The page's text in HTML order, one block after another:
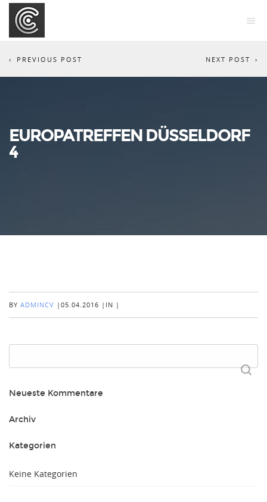
NEXT POST
PREVIOUS POST
EUROPATREFFEN DÜSSELDORF
4
BY ADMINCV | 05.04.2016 | IN |
nach:
Neueste Kommentare
Archiv
Kategorien
Keine Kategorien